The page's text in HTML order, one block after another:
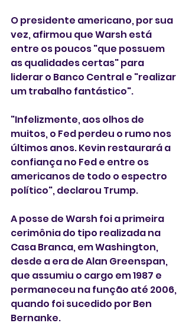
O presidente americano, por sua
vez, afirmou que Warsh está
entre os poucos "que possuem
as qualidades certas" para
liderar o Banco Central e "realizar
um trabalho fantástico".
"Infelizmente, aos olhos de
muitos, o Fed perdeu o rumo nos
últimos anos. Kevin restaurará a
confiança no Fed e entre os
americanos de todo o espectro
político", declarou Trump.
A posse de Warsh foi a primeira
cerimônia do tipo realizada na
Casa Branca, em Washington,
desde a era de Alan Greenspan,
que assumiu o cargo em 1987 e
permaneceu na função até 2006,
quando foi sucedido por Ben
Bernanke.